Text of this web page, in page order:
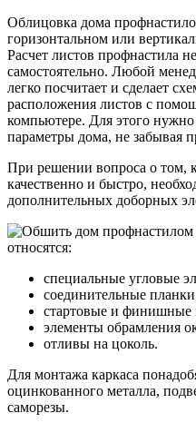
Облицовка дома
горизонтальном или
Расчет листов профнастила
самостоятельно. Любой
легко посчитает и сделает
расположения листов с
компьютере. Для этого
параметры дома, не забывая
При решении вопроса о том,
качественно и быстро,
дополнительных доборных
относятся:
специальные угловые
соединительные
стартовые и финишные
элементы обрамления
отливы на цоколь.
Для монтажа каркаса
оцинкованного металла,
саморезы.